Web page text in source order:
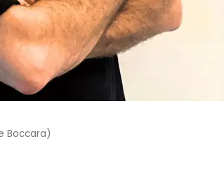
Boccara)